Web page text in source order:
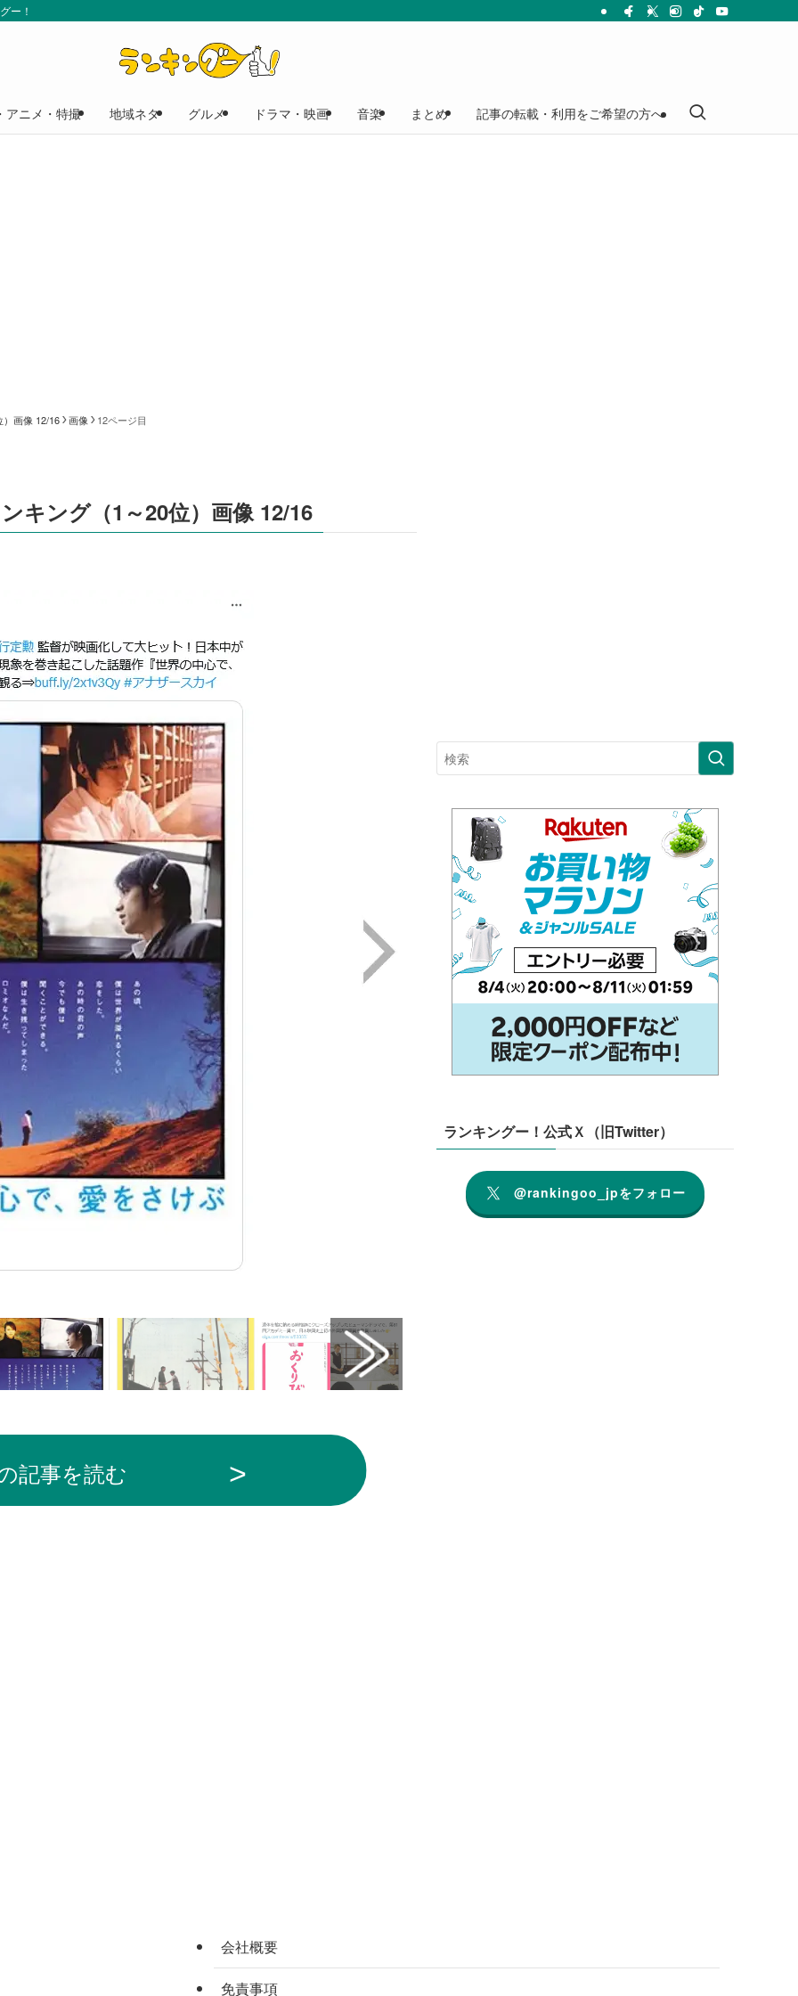
ー！
アニメ・特撮 地域ネタ グルメ ドラマ・映画 音楽 まとめ 記事の転載・利用をご希望の方へ
画像 12/16 画像 12ページ目
キング（1～20位）画像 12/16
記事を読む
ランキングー！公式Ｘ（旧Twitter）
@rankingoo_jpをフォロー
会社概要
免責事項